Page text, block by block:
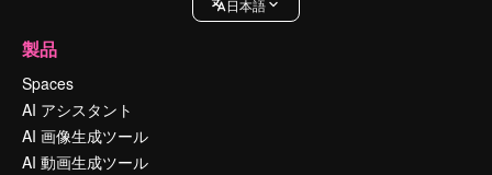
日本語
製品
Spaces
AI アシスタント
AI 画像生成ツール
AI 動画生成ツール